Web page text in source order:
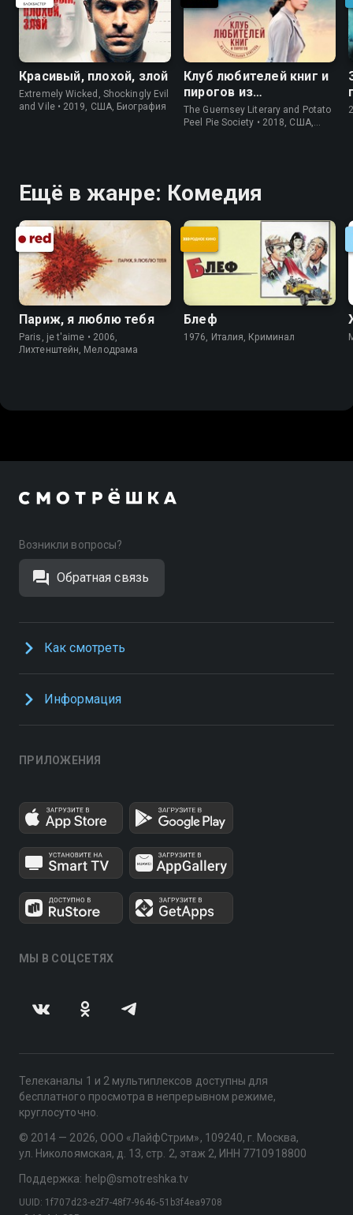
Красивый, плохой, злой
Extremely Wicked, Shockingly Evil
and Vile • 2019, США, Биография
Клуб любителей книг и
пирогов из
картофельных
очистков
The Guernsey Literary and Potato
Peel Pie Society • 2018, США,
Ещё в жанре: Комедия
Париж, я люблю тебя
Paris, je t'aime • 2006,
Лихтенштейн, Мелодрама
Блеф
1976, Италия, Криминал
Возникли вопросы?
Обратная связь
Как смотреть
Информация
ПРИЛОЖЕНИЯ
МЫ В СОЦСЕТЯХ
Телеканалы 1 и 2 мультиплексов доступны для
бесплатного просмотра в непрерывном режиме,
круглосуточно.
© 2014 — 2026, ООО «ЛайфСтрим», 109240, г. Москва,
ул. Николоямская, д. 13, стр. 2, этаж 2, ИНН 7710918800
Поддержка: help@smotreshka.tv
UUID: 1f707d23-e2f7-48f7-9646-51b3f4ea9708